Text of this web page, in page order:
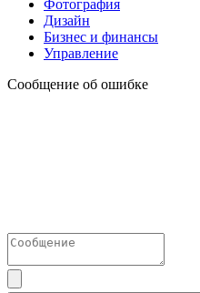
Фотография
Дизайн
Бизнес и финансы
Управление
Сообщение об ошибке